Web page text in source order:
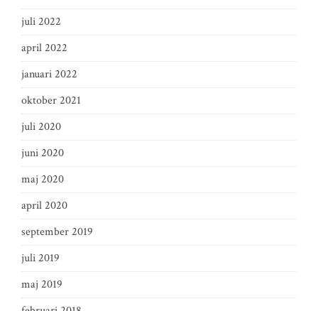
juli 2022
april 2022
januari 2022
oktober 2021
juli 2020
juni 2020
maj 2020
april 2020
september 2019
juli 2019
maj 2019